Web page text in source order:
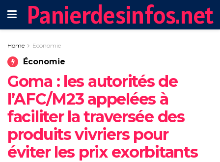
Panierdesinfos.net
Home Economie
Économie
Goma : les autorités de
l’AFC/M23 appelées à
faciliter la traversée des
produits vivriers pour
éviter les prix exorbitants